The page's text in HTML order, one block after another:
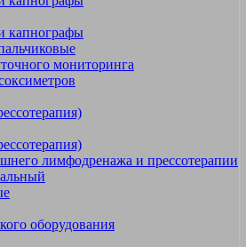
капнографы
мониторинга
лимфодренажа и прессотерапии
оборудования